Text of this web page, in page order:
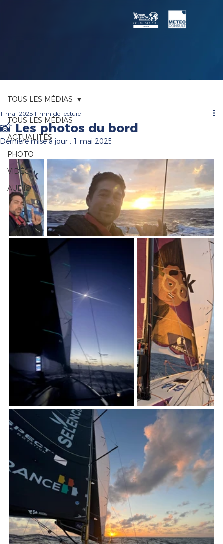
TOUS LES MÉDIAS
ACTUALITÉS
PHOTO
VIDÉO
AUDIO
TOUS LES MÉDIAS
📸 Les photos du bord
1 mai 2025 1 min de lecture
Dernière mise à jour : 1 mai 2025